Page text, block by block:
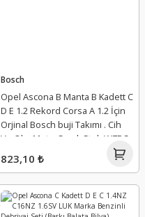
Bosch
Opel Ascona B Manta B Kadett C
D E 1.2 Rekord Corsa A 1.2 İçin
Orjinal Bosch buji Takımı . Cih
Ve Ohv MotorSınırlı Stok W7BC
823,10 ₺